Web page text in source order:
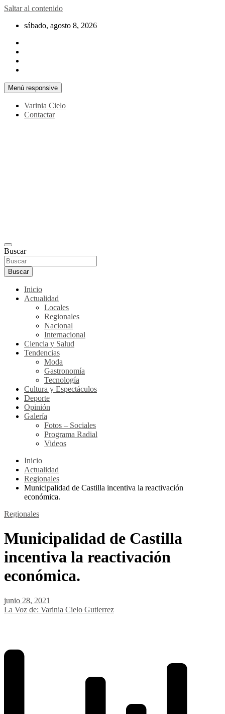
Saltar al contenido
sábado, agosto 8, 2026
Menú responsive
Varinia Cielo
Contactar
Buscar
Buscar
Inicio
Actualidad
Locales
Regionales
Nacional
Internacional
Ciencia y Salud
Tendencias
Moda
Gastronomía
Tecnología
Cultura y Espectáculos
Deporte
Opinión
Galería
Fotos – Sociales
Programa Radial
Videos
Inicio
Actualidad
Regionales
Municipalidad de Castilla incentiva la reactivación
económica.
Regionales
Municipalidad de Castilla
incentiva la reactivación
económica.
junio 28, 2021
La Voz de: Varinia Cielo Gutierrez